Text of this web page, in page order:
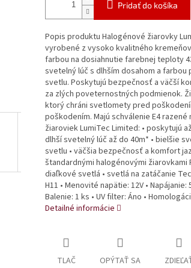
Pridať do košíka
Popis produktu Halogénové žiarovky
vyrobené z vysoko kvalitného
farbou na dosiahnutie farebnej teploty
svetelný lúč s dlhším dosahom a farbou
svetlu. Poskytujú bezpečnosť a väčší
za zlých poveternostných podmienok.
ktorý chráni svetlomety pred
poškodením. Majú schválenie E4
žiaroviek LumiTec Limited: • poskytujú
dlhší svetelný lúč až do 40m* • bielšie
svetlu • väčšia bezpečnosť a komfort
štandardnými halogénovými žiarovkami
diaľkové svetlá • svetlá na zatáčanie
H11 • Menovité napätie: 12V • Napájanie:
Balenie: 1 ks • UV filter: Áno •
Detailné informácie
TLAČ OPÝTAŤ SA